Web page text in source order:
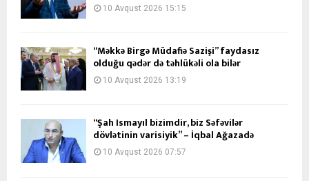
10 Avqust 2026 15:15
“Məkkə Birgə Müdafiə Sazişi” faydasız
olduğu qədər də təhlükəli ola bilər
10 Avqust 2026 13:19
“Şah İsmayıl bizimdir, biz Səfəvilər
dövlətinin varisiyik” – İqbal Ağazadə
10 Avqust 2026 07:57